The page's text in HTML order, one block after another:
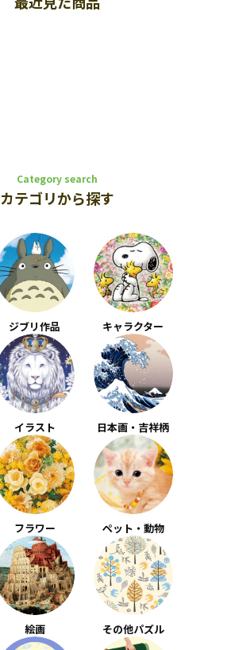
Category search
カテゴリから探す
ジブリ作品 キャラクター
イラスト 日本画・吉祥柄
フラワー ペット・動物
絵画 その他パズル